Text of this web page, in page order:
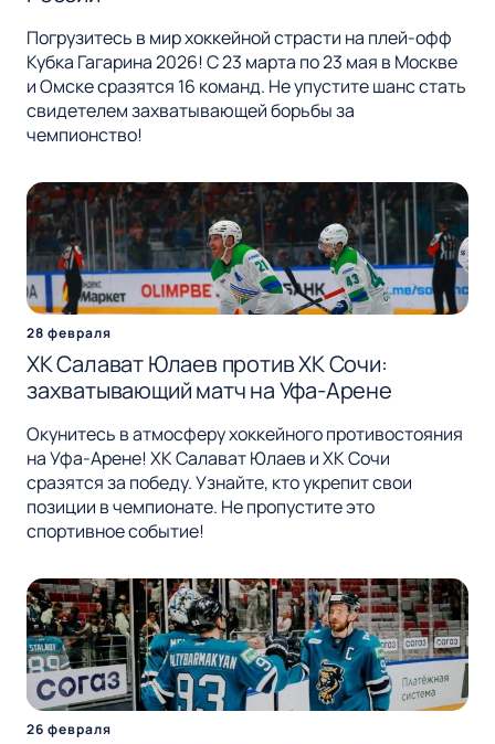
Погрузитесь в мир хоккейной страсти на плей-офф
Кубка Гагарина 2026! С 23 марта по 23 мая в Москве
и Омске сразятся 16 команд. Не упустите шанс стать
свидетелем захватывающей борьбы за
чемпионство!
28 февраля
ХК Салават Юлаев против ХК Сочи:
захватывающий матч на Уфа-Арене
Окунитесь в атмосферу хоккейного противостояния
на Уфа-Арене! ХК Салават Юлаев и ХК Сочи
сразятся за победу. Узнайте, кто укрепит свои
позиции в чемпионате. Не пропустите это
спортивное событие!
26 февраля